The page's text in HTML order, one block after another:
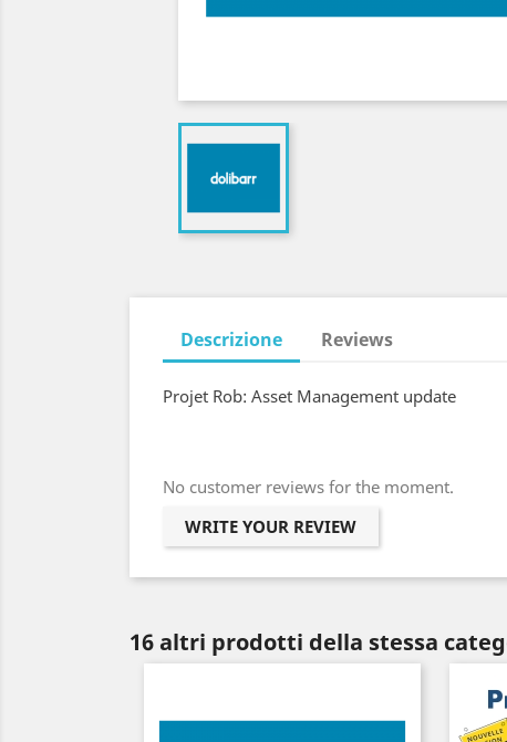
Descrizione Reviews
Projet Rob: Asset Management update
No customer reviews for the moment.
WRITE YOUR REVIEW
16 altri prodotti della stessa